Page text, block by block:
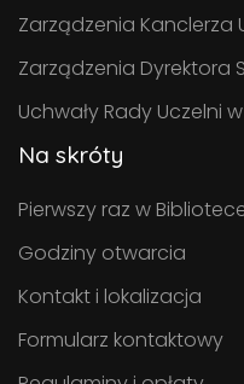
Zarządzenia Kanclerza
Zarządzenia Dyrektora
Uchwały Rady Uczelni
Na skróty
Pierwszy raz w
Godziny otwarcia
Kontakt i lokalizacja
Formularz kontaktowy